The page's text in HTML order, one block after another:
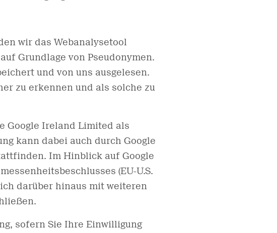
wir das Webanalysetool
Grundlage von Pseudonymen.
und von uns ausgelesen.
zu erkennen und als solche zu
Google Ireland Limited als
kann dabei auch durch Google
Im Hinblick auf Google
(EU-U.S.
darüber hinaus mit weiteren
sofern Sie Ihre Einwilligung